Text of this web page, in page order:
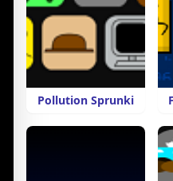
Pollution Sprunki